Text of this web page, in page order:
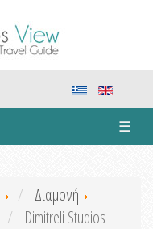
☰
Διαμονή
Dimitreli Studios